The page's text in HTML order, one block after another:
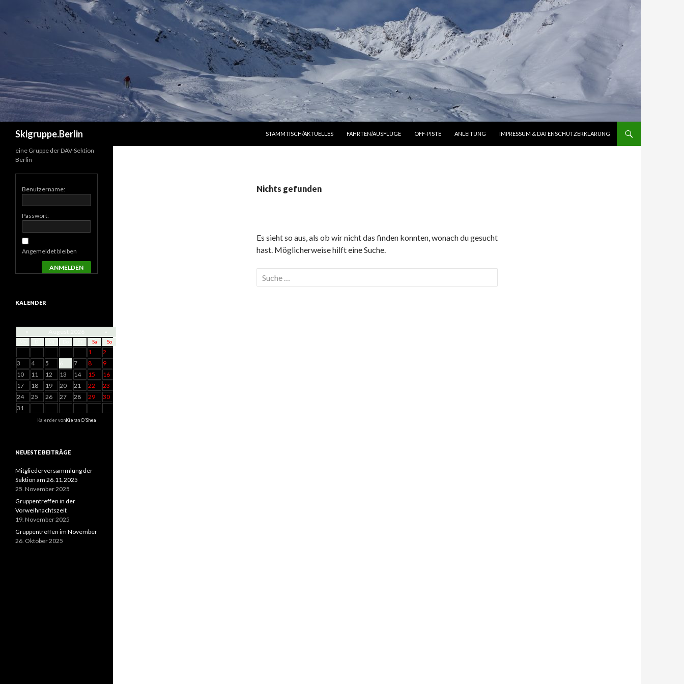
Skigruppe.Berlin
STAMMTISCH/AKTUELLES
FAHRTEN/AUSFLÜGE OFF-PISTE ANLEITUNG IMPRESSUM & DATENSCHUTZERKLÄRUNG
Nichts gefunden
Es sieht so aus, als ob wir nicht das finden konnten, wonach du gesucht
hast. Möglicherweise hilft eine Suche.
Suche
nach:
eine Gruppe der DAV-Sektion
Berlin
Benutzername:
Passwort:
Angemeldet bleiben
ANMELDEN
KALENDER
Sa So
1
2
3
4 5 7 8
9
10
11 12 13 14 15
16
17
18 19 20 21 22
23
24
25 26 27 28 29
30
31
Kalender vonKieran O'Shea
NEUESTE BEITRÄGE
Mitgliederversammlung der
Sektion am 26.11.2025
25. November 2025
Gruppentreffen in der
Vorweihnachtszeit
19. November 2025
Gruppentreffen im November
26. Oktober 2025